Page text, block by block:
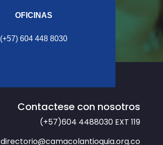
OFICINAS
(+57) 604 448 8030
Contactese con nosotros
(+57)604 4488030 EXT 119
directorio@camacolantioquia.org.co